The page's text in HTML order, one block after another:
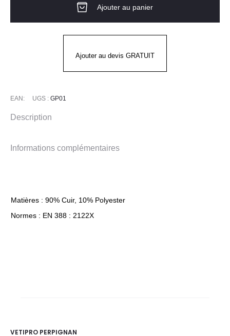
CHAUFFANTS
Ajouter au panier
Ajouter au devis GRATUIT
EAN: UGS : GP01
Description
Informations complémentaires
Matières : 90% Cuir, 10% Polyester
Normes : EN 388 : 2122X
VETIPRO PERPIGNAN